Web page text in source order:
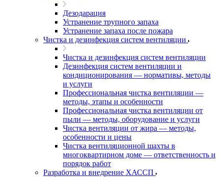
Дезодарация
Устранение трупного запаха
Устранение запаха после пожара
Чистка и дезинфекция систем вентиляции
Чистка и дезинфекция систем вентиляции
Дезинфекция систем вентиляции и
кондиционирования — нормативы, методы
и услуги
Профессиональная чистка вентиляции —
методы, этапы и особенности
Профессиональная чистка вентиляции от
пыли — методы, оборудование и услуги
Чистка вентиляции от жира — методы,
особенности и цены
Чистка вентиляционной шахты в
многоквартирном доме — ответственность и
порядок работ
Разработка и внедрение ХАССП